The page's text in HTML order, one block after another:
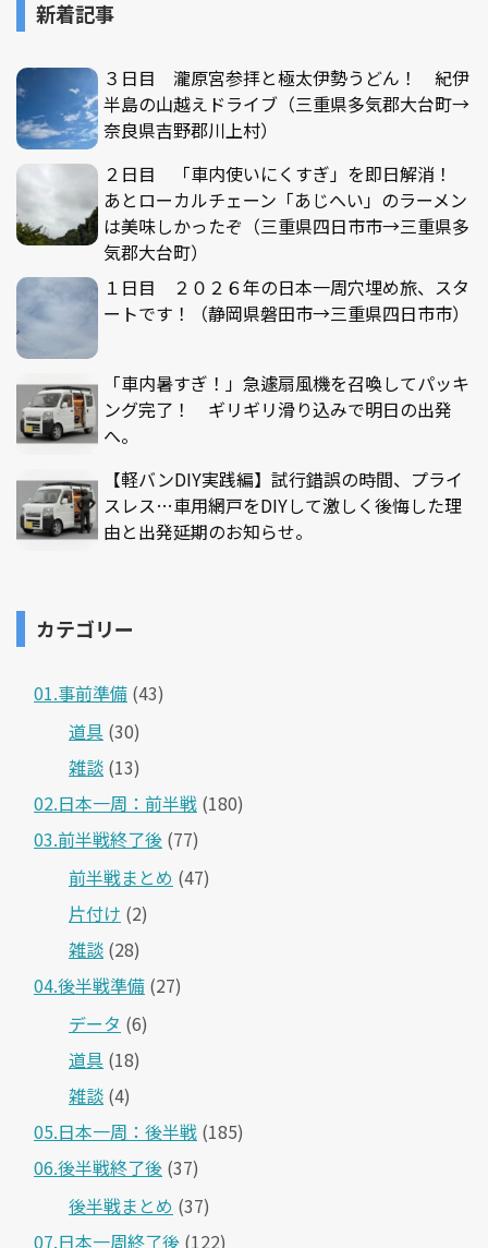
新着記事
３日目 瀧原宮参拝と極太伊勢うどん！ 紀伊
半島の山越えドライブ（三重県多気郡大台町→
奈良県吉野郡川上村）
２日目 「車内使いにくすぎ」を即日解消！
あとローカルチェーン「あじへい」のラーメン
は美味しかったぞ（三重県四日市市→三重県多
気郡大台町）
１日目 ２０２６年の日本一周穴埋め旅、スタ
ートです！（静岡県磐田市→三重県四日市市）
「車内暑すぎ！」急遽扇風機を召喚してパッキ
ング完了！ ギリギリ滑り込みで明日の出発
へ。
【軽バンDIY実践編】試行錯誤の時間、プライ
スレス…車用網戸をDIYして激しく後悔した理
由と出発延期のお知らせ。
カテゴリー
01.事前準備 (43)
道具 (30)
雑談 (13)
02.日本一周：前半戦 (180)
03.前半戦終了後 (77)
前半戦まとめ (47)
片付け (2)
雑談 (28)
04.後半戦準備 (27)
データ (6)
道具 (18)
雑談 (4)
05.日本一周：後半戦 (185)
06.後半戦終了後 (37)
後半戦まとめ (37)
07.日本一周終了後 (122)